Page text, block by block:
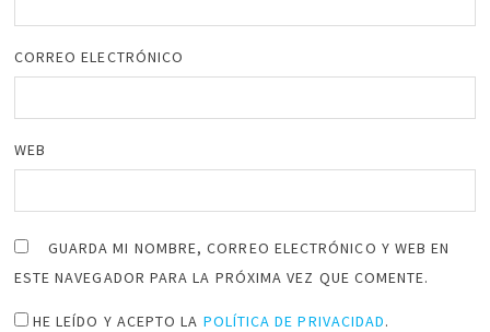
CORREO ELECTRÓNICO
WEB
GUARDA MI NOMBRE, CORREO ELECTRÓNICO Y WEB EN
ESTE NAVEGADOR PARA LA PRÓXIMA VEZ QUE COMENTE.
HE LEÍDO Y ACEPTO LA POLÍTICA DE PRIVACIDAD.